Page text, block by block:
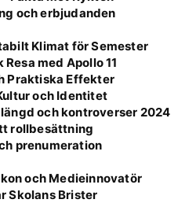
och erbjudanden
Klimat för Semester
med Apollo 11
Praktiska Effekter
och Identitet
och kontroverser 2024
rollbesättning
prenumeration
och Medieinnovatör
Skolans Brister